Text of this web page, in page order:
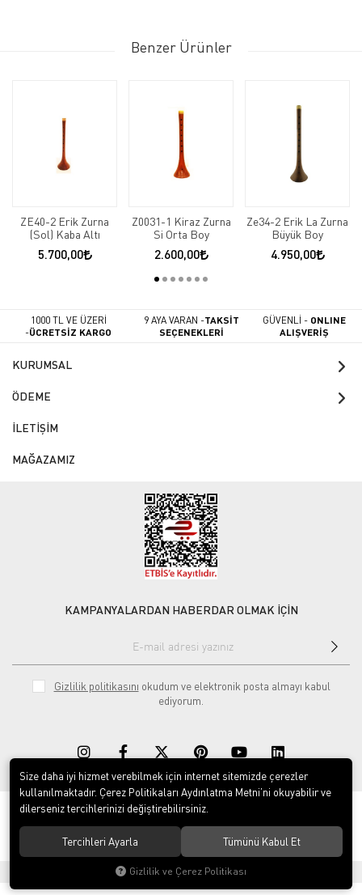
Benzer Ürünler
ZE40-2 Erik Zurna
(Sol) Kaba Altı
5.700,00
Z0031-1 Kiraz Zurna
Si Orta Boy
2.600,00
Ze34-2 Erik La Zurna
Büyük Boy
4.950,00
1000 TL VE ÜZERİ
-ÜCRETSİZ KARGO
9 AYA VARAN -TAKSİT
SEÇENEKLERİ
GÜVENLİ - ONLINE
ALIŞVERİŞ
KURUMSAL
ÖDEME
İLETİŞİM
MAĞAZAMIZ
KAMPANYALARDAN HABERDAR OLMAK İÇİN
Gizlilik politikasını okudum ve elektronik posta almayı kabul
ediyorum.
© 2020Rekor Müzik. Tüm hakları saklıdır.
Yeni Nesil E-Ticaret Sistemleri ile Hazırlanmıştır.
Size daha iyi hizmet verebilmek için internet sitemizde çerezler
kullanılmaktadır. Çerez Politikaları Aydınlatma Metni’ni okuyabilir ve
dilerseniz tercihlerinizi değiştirebilirsiniz.
Tercihleri Ayarla Tümünü Kabul Et
Gizlilik ve Çerez Politikası